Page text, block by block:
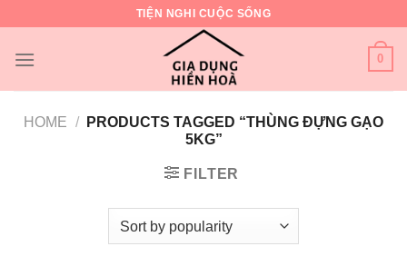
content
TIỆN NGHI CUỘC SỐNG
0
HOME /
PRODUCTS TAGGED “THÙNG ĐỰNG GẠO
5KG”
FILTER